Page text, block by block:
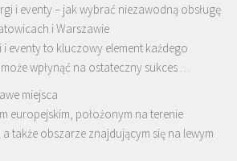
i eventy – jak wybrać niezawodną obsługę
i Warszawie
eventy to kluczowy element każdego
wpłynąć na ostateczny sukces …
miejsca
europejskim, położonym na terenie
także obszarze znajdującym się na lewym